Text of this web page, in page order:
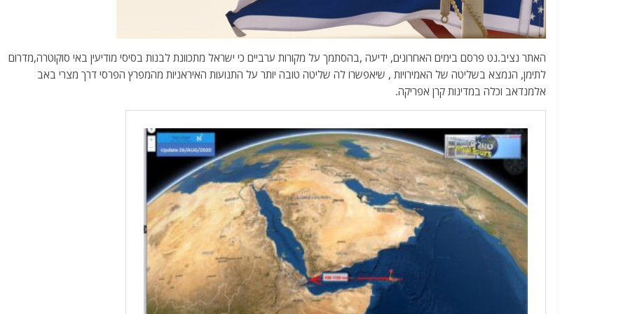
האתר נציב.נט פרסם בימים האחרונים, ידיעה ,בהסתמך על מקורות ערביים כי ישראל מתכוונת לבנות בסיסי מודיעין באי סוקוטרה,מדרום
לתימן, הנמצא בשליטה של האמירויות , שיאפשרו לה שליטה טובה יותר על התנועות האיראניות מהמפרץ הפרסי דרך מצרי באב
אלמנדאב וכלה במדינות קרן אפריקה.